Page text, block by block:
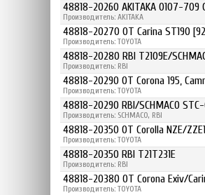
48818-20260 AKITAKA 0107-709
Производитель: AKITAKA
48818-20270 OT Carina ST190
Производитель: TOYOTA
48818-20280 RBI T2109E/
Производитель: RBI
48818-20290 OT Corona 195,
Производитель: TOYOTA
48818-20290 RBI/SCHMACO
Производитель: SCHMACO, RBI
48818-20350 OT Corolla NZE/
Производитель: TOYOTA
48818-20350 RBI T21T231E
Производитель: RBI
48818-20380 OT Corona Exiv/
Производитель: TOYOTA